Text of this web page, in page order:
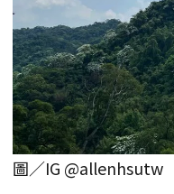
圖／IG @allenhsutw